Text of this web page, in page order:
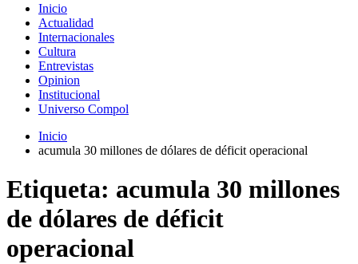
Inicio
Actualidad
Internacionales
Cultura
Entrevistas
Opinion
Institucional
Universo Compol
Inicio
acumula 30 millones de dólares de déficit operacional
Etiqueta: acumula 30 millones
de dólares de déficit
operacional